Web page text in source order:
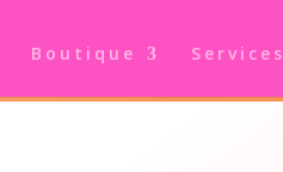
Boutique Services